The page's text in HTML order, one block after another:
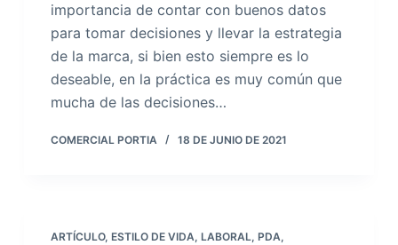
importancia de contar con buenos datos
para tomar decisiones y llevar la estrategia
de la marca, si bien esto siempre es lo
deseable, en la práctica es muy común que
mucha de las decisiones…
COMERCIAL PORTIA 18 DE JUNIO DE 2021
ARTÍCULO, ESTILO DE VIDA, LABORAL, PDA,